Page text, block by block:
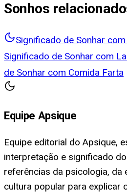
Sonhos
Significado de Sonhar
Significado de Sonhar com
de Sonhar com Comida Farta
Equipe Apsique
Equipe editorial do Apsique,
interpretação e significado
referências da psicologia, da
cultura popular para explicar